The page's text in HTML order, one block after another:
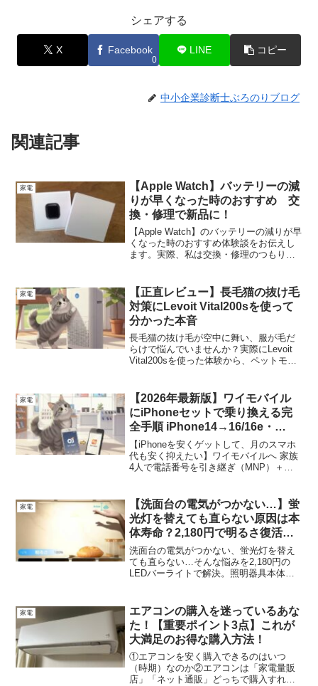
シェアする
X Facebook
0
LINE コピー
中小企業診断士ぶろのりブログ
関連記事
家電
【Apple Watch】バッテリーの減
りが早くなった時のおすすめ 交
換・修理で新品に！
【Apple Watch】のバッテリーの減りが早
くなった時のおすすめ体験談をお伝えし
ます。実際、私は交換・修理のつもりで
家電
【正直レビュー】長毛猫の抜け毛
対策にLevoit Vital200sを使って
分かった本音
長毛猫の抜け毛が空中に舞い、服が毛だ
らけで悩んでいませんか？実際にLevoit
Vital200sを使った体験から、ペットモー
家電
【2026年最新版】ワイモバイル
にiPhoneセットで乗り換える完
全手順 iPhone14→16/16e・
MNP・データ移行も失敗しない
【iPhoneを安くゲットして、月のスマホ
代も安く抑えたい】ワイモバイルへ 家族
4人で電話番号を引き継ぎ（MNP）＋
トアどっちが得？」「乗り換えのチェッ
クリストがほしい」などの疑問を一気に
解決できる内容です！
家電
【洗面台の電気がつかない…】蛍
光灯を替えても直らない原因は本
体寿命？2,180円で明るさ復活し
た解決法
洗面台の電気がつかない、蛍光灯を替え
ても直らない…そんな悩みを2,180円の
LEDバーライトで解決。照明器具本体の
家電
エアコンの購入を迷っているあな
た！【重要ポイント3点】これが
大満足のお得な購入方法！
①エアコンを安く購入できるのはいつ
（時期）なのか②エアコンは「家電量販
店」「ネット通販」どっちで購入すれば